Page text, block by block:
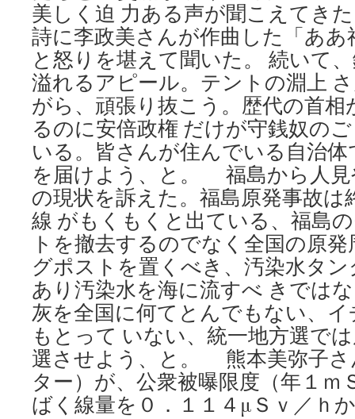
美しく迫 力ある声が聞こえてき
詩に李政美さんが作曲した「ああ
と怒りを堪えて聞いた。 続いて
溢れるアピール。テントの淵上
がら、頑張り抜こう。歴代の首
るのに安倍政権 だけが守銭奴の
いる。皆さんが住んでいる自治
を届けよう、と。 福島から人見
の現状を訴えた。福島原発事故
線 がもくもくと出ている、福島
トを撤去するのでなく全国の原
グポストを置くべき、汚染水タ
あり汚染水を海に流すべ きでは
灰を全国に何てとんでもない、
もとって いない、統一地方選で
選させよう、と。 熊本美弥子さ
ター）が、公衆被曝限度（年１ｍ
ばく線量を０．１１４μＳｖ／ｈ